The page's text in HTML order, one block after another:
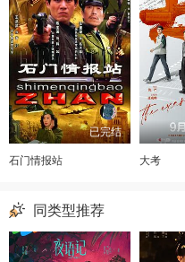
已完结
石门情报站 大考
同类型推荐